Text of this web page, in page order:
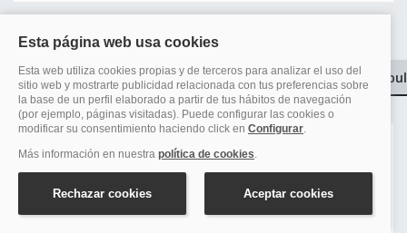
Becas más solicitadas Convocantes de becas más
Becas 6000